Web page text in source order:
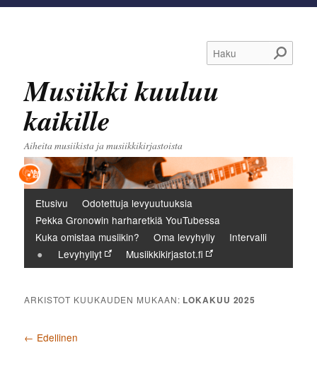
Haku
Musiikki kuuluu
kaikille
Aiheita musiikista ja musiikkikirjastoista
Päävalikko
Etusivu
Odotettuja levyuutuuksia
Pekka Gronowin harharetkiä YouTubessa
Kuka omistaa musiikin?
Oma levyhylly
Intervalli
Levyhyllyt
Musiikkikirjastot.fi
ARKISTOT KUUKAUDEN MUKAAN: LOKAKUU 2025
Artikkelien selaus
← Edellinen